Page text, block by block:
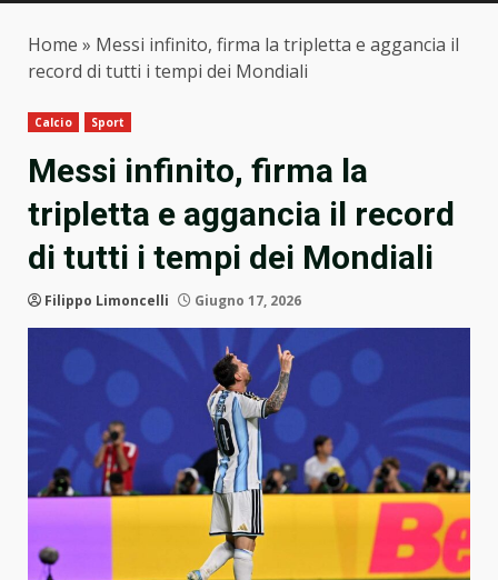
Home » Messi infinito, firma la tripletta e aggancia il
record di tutti i tempi dei Mondiali
Calcio Sport
Messi infinito, firma la
tripletta e aggancia il record
di tutti i tempi dei Mondiali
Filippo Limoncelli Giugno 17, 2026